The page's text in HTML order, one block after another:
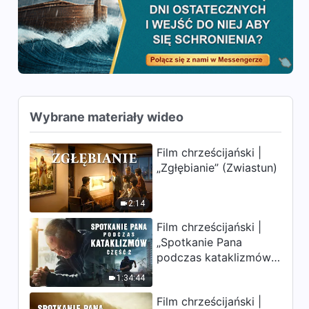
Wybrane materiały wideo
2:14
Film chrześcijański |
„Zgłębianie” (Zwiastun)
1:34:44
Film chrześcijański |
„Spotkanie Pana
podczas kataklizmów”
wymieranie”. Katastrofy
Film chrześcijański |